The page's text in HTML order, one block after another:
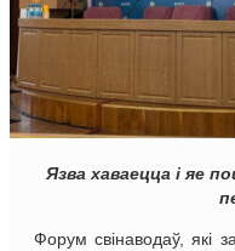
Язва хаваецца і яе
Форум свінаводаў, які